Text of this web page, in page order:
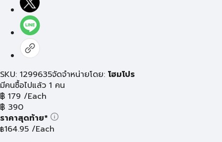
SKU: 1299635จัดจำหน่ายโดย: โฮมโปร
มีคนซื้อไปแล้ว 1 คน
฿ 179 /Each
฿ 390
ราคาสุดท้าย*
฿164.95 /Each